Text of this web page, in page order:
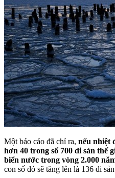
Một báo cáo đã chỉ ra, nếu nhiệt
hơn 40 trong số 700 di sản thế
biển nước trong vòng 2.000
con số đó sẽ tăng lên là 136 di